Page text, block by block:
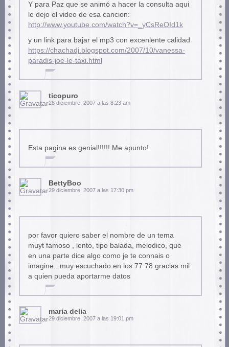
Y para Paz que se animó a hacer la consulta aqui
le dejo el video de esa cancion:
http://www.youtube.com/watch?v=_yCsReOId1k
y un link para bajar el mp3 con excenlente calidad
https://chachadj.blogspot.com/2007/10/vanessa-
paradis-joe-le-taxi.html
ticopuro
28 diciembre, 2007 a las 8:23 am
Esta pagina es genial!!!!!! Me apunto!
BettyBoo
29 diciembre, 2007 a las 17:30 pm
por favor quiero saber el nombre de un tema
muyt famoso , lento, tipo balada, melodico, que
en una parte dice algo como je te connais o
imagine.. muy escuchado en los 77 78 gracias mil
a quien pueda aportarme datos
maria delia
29 diciembre, 2007 a las 19:01 pm